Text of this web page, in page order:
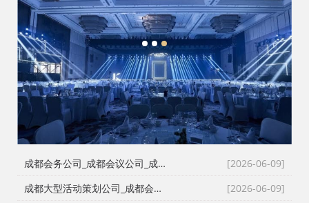
1 2 3
[2026-06-09]
成都会务公司_成都会议公司_成都庆典公司高难度同行单二手单全接｜成都红星活动策划用26年经验说话
[2026-06-09]
成都大型活动策划公司_成都会议策划公司_成都庆典策划公司哪家专业？成都红星活动策划26年团队实力深度解析